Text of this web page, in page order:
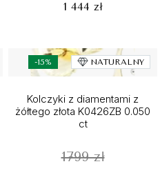
1 444 zł
-15% NATURALNY
Kolczyki z diamentami z
żółtego złota K0426ZB 0.050
ct
1799 zł